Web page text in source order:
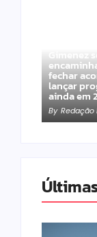
Gimenez
fechar
lançar
ainda em
By Redação